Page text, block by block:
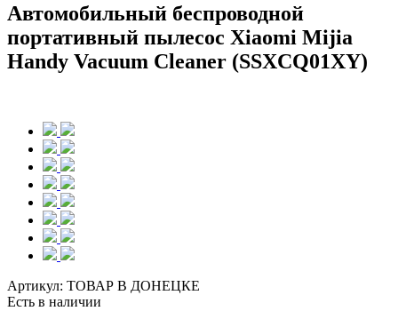
Автомобильный беспроводной
портативный пылесос Xiaomi Mijia
Handy Vacuum Cleaner (SSXCQ01XY)
Артикул: ТОВАР В ДОНЕЦКЕ
Есть в наличии